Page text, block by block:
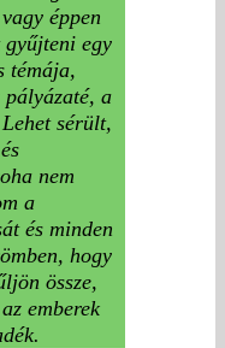
éppen
egy
témája,
pályázaté, a
sérült,
nem
a
és minden
hogy
össze,
emberek